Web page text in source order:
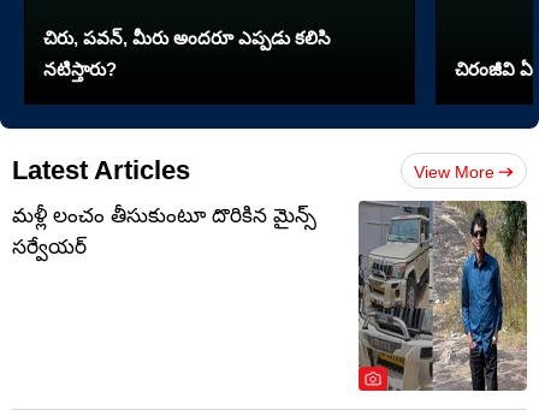
చిరు, పవన్, మీరు అందరూ ఎప్పడు కలిసి
నటిస్తారు?
చిరంజీవి ఏ
Latest Articles View More
మళ్లీ లంచం తీసుకుంటూ దొరికిన మైన్స్
సర్వేయర్